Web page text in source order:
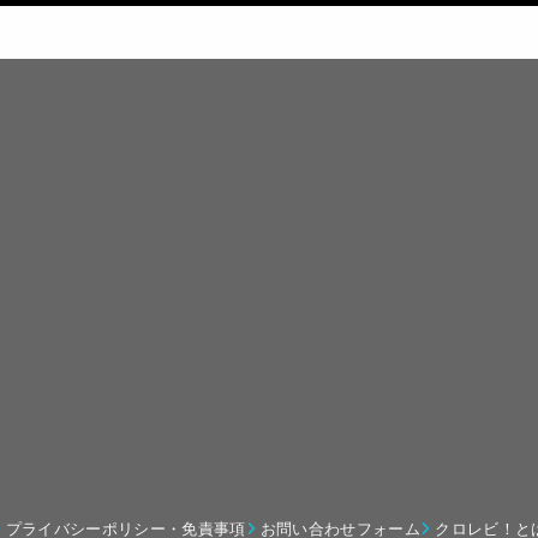
プライバシーポリシー・免責事項 お問い合わせフォーム クロレビ！と